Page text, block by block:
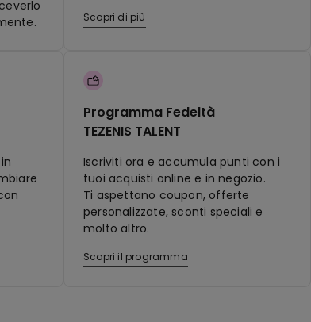
Scopri di più
Programma Fedeltà
TEZENIS TALENT
Iscriviti ora e accumula punti con i
tuoi acquisti online e in negozio.
Ti aspettano coupon, offerte
personalizzate, sconti speciali e
molto altro.
Scopri il programma